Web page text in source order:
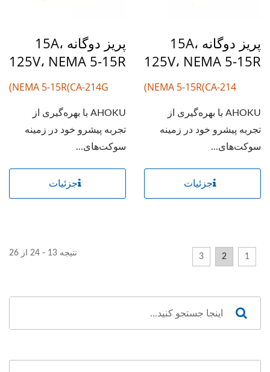
پریز دوگانه 15A،
125V، NEMA 5-15R
NEMA 5-15R(CA-214)
AHOKU با بهره‌گیری از
تجربه پیشرو خود در زمینه
سوکت‌های...
جزئیات
پریز دوگانه 15A،
125V، NEMA 5-15R
NEMA 5-15R(CA-214G)
AHOKU با بهره‌گیری از
تجربه پیشرو خود در زمینه
سوکت‌های...
جزئیات
نتیجه 13 - 24 از 26 1
2
3